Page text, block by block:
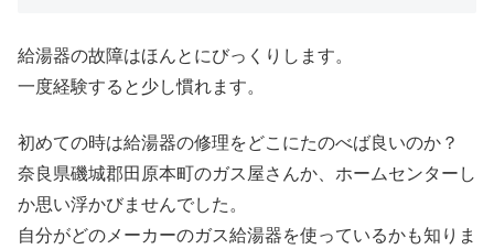
給湯器の故障はほんとにびっくりします。
一度経験すると少し慣れます。
初めての時は給湯器の修理をどこにたのべば良いのか？
奈良県磯城郡田原本町のガス屋さんか、ホームセンターし
か思い浮かびませんでした。
自分がどのメーカーのガス給湯器を使っているかも知りま